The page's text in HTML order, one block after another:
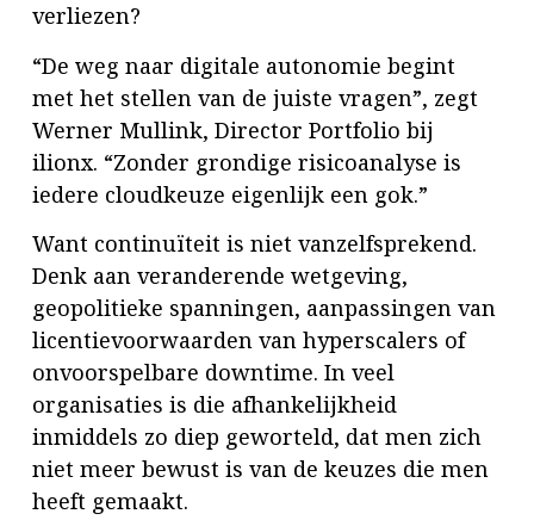
verliezen?
“De weg naar digitale autonomie begint
met het stellen van de juiste vragen”, zegt
Werner Mullink, Director Portfolio bij
ilionx. “Zonder grondige risicoanalyse is
iedere cloudkeuze eigenlijk een gok.”
Want continuïteit is niet vanzelfsprekend.
Denk aan veranderende wetgeving,
geopolitieke spanningen, aanpassingen van
licentievoorwaarden van hyperscalers of
onvoorspelbare downtime. In veel
organisaties is die afhankelijkheid
inmiddels zo diep geworteld, dat men zich
niet meer bewust is van de keuzes die men
heeft gemaakt.